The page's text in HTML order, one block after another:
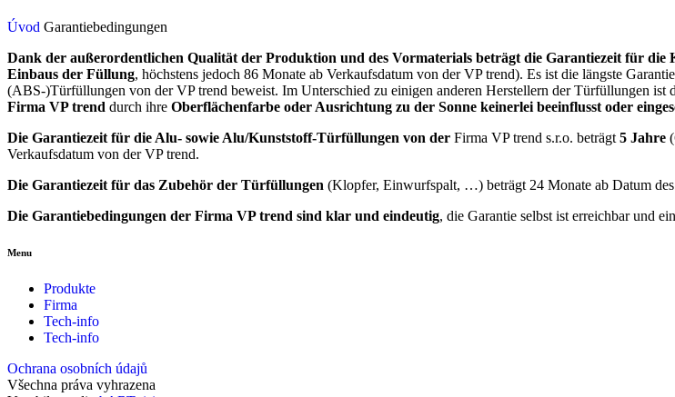
Úvod Garantiebedingungen
Dank der außerordentlichen Qualität der Produktion und des Vormaterials beträgt die Garantiezeit für
Einbaus der Füllung, höchstens jedoch 86 Monate ab Verkaufsdatum von der VP trend). Es ist die längste
(ABS-)Türfüllungen von der VP trend beweist. Im Unterschied zu einigen anderen Herstellern der Türfüllungen ist
Firma VP trend durch ihre Oberflächenfarbe oder Ausrichtung zu der Sonne keinerlei beeinflusst oder
Die Garantiezeit für die Alu- sowie Alu/Kunststoff-Türfüllungen von der Firma VP trend s.r.o. beträgt 5 Jahre
Verkaufsdatum von der VP trend.
Die Garantiezeit für das Zubehör der Türfüllungen (Klopfer, Einwurfspalt, …) beträgt 24 Monate ab Datum
Die Garantiebedingungen der Firma VP trend sind klar und eindeutig, die Garantie selbst ist erreichbar und
Menu
Produkte
Firma
Tech-info
Tech-info
Ochrana osobních údajů
Všechna práva vyhrazena